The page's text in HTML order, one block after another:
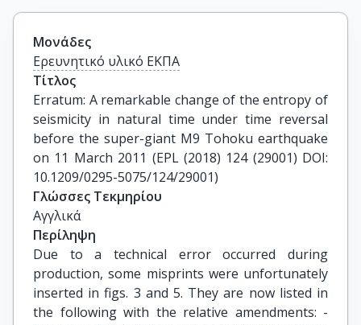
Μονάδες
Ερευνητικό υλικό ΕΚΠΑ
Τίτλος
Erratum: A remarkable change of the entropy of
seismicity in natural time under time reversal
before the super-giant M9 Tohoku earthquake
on 11 March 2011 (EPL (2018) 124 (29001) DOI:
10.1209/0295-5075/124/29001)
Γλώσσες Τεκμηρίου
Αγγλικά
Περίληψη
Due to a technical error occurred during
production, some misprints were unfortunately
inserted in figs. 3 and 5. They are now listed in
the following with the relative amendments: -